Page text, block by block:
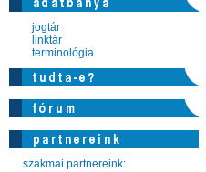
jogtár
linktár
terminológia
szakmai partnereink: